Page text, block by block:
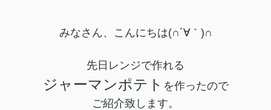
みなさん、こんにちは(∩´∀｀)∩
先日レンジで作れる
ジャーマンポテト を作ったので
ご紹介致します。